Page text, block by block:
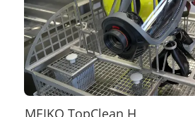
MEIKO TopClean H